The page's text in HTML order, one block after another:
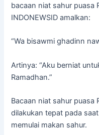
bacaan niat sahur puasa
INDONEWSID amalkan:
“Wa bisawmi ghadinn
Artinya: “Aku berniat
Ramadhan.”
Bacaan niat sahur puasa
dilakukan tepat pada
memulai makan sahur.